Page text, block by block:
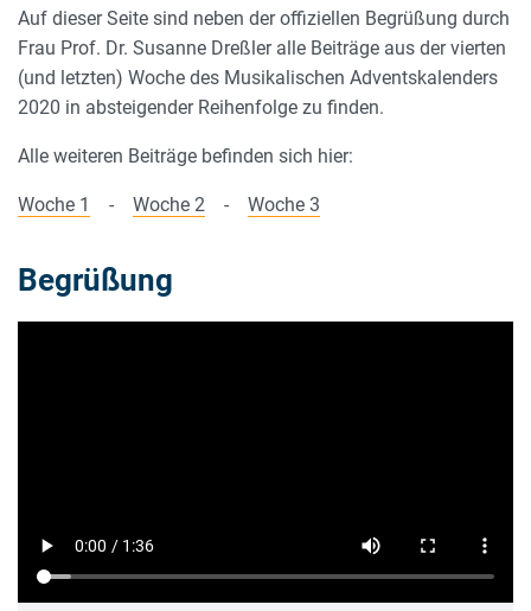
Auf dieser Seite sind neben der offiziellen Begrüßung durch
Frau Prof. Dr. Susanne Dreßler alle Beiträge aus der vierten
(und letzten) Woche des Musikalischen Adventskalenders
2020 in absteigender Reihenfolge zu finden.
Alle weiteren Beiträge befinden sich hier:
Woche 1 - Woche 2 - Woche 3
Begrüßung